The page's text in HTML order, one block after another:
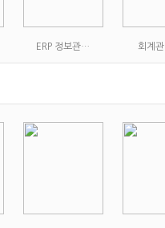
ERP 정보관… 회계